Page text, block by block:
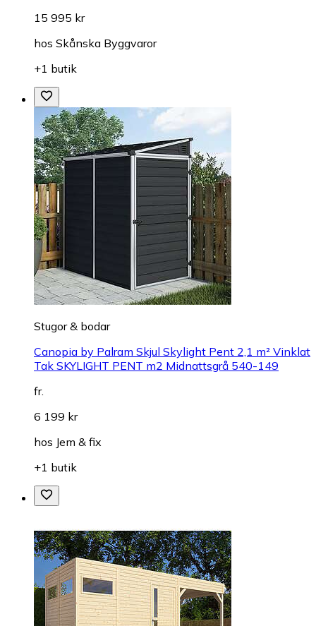
15 995 kr
hos Skånska Byggvaror
+1 butik
Stugor & bodar
Canopia by Palram Skjul Skylight Pent 2,1 m² Vinklat
Tak SKYLIGHT PENT m2 Midnattsgrå 540-149
fr.
6 199 kr
hos Jem & fix
+1 butik